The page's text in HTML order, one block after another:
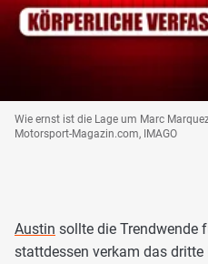
Wie ernst ist die Lage um Marc
Motorsport-Magazin.com, IMAGO
Austin sollte die Trendwende
stattdessen verkam das dritte